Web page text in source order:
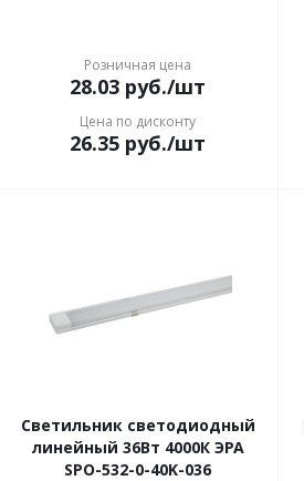
Розничная цена
28.03 руб./шт
Цена по дисконту
26.35 руб./шт
Светильник светодиодный
линейный 36Вт 4000К ЭРА
SPO-532-0-40K-036